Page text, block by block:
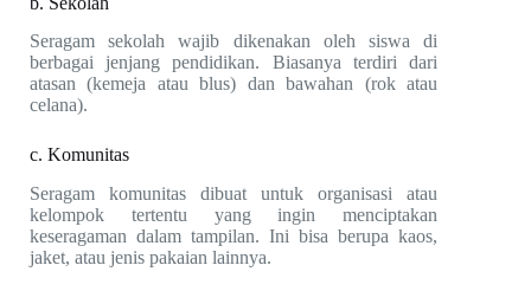
Seragam sekolah wajib dikenakan oleh siswa di
berbagai jenjang pendidikan. Biasanya terdiri dari
atasan (kemeja atau blus) dan bawahan (rok atau
celana).
c. Komunitas
Seragam komunitas dibuat untuk organisasi atau
kelompok tertentu yang ingin menciptakan
keseragaman dalam tampilan. Ini bisa berupa kaos,
jaket, atau jenis pakaian lainnya.